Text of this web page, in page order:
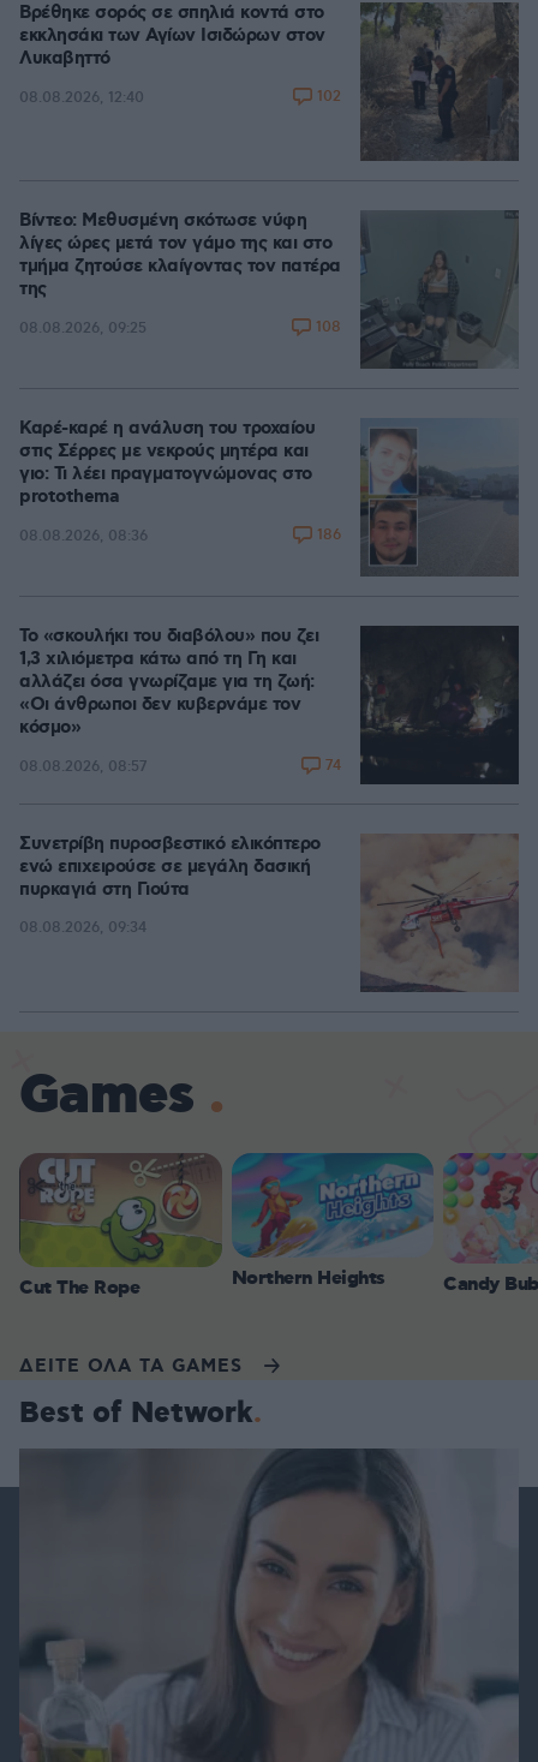
Βρέθηκε σορός σε σπηλιά κοντά στο
εκκλησάκι των Αγίων Ισιδώρων στον
Λυκαβηττό
08.08.2026, 12:40 102
Βίντεο: Μεθυσμένη σκότωσε νύφη
λίγες ώρες μετά τον γάμο της και στο
τμήμα ζητούσε κλαίγοντας τον πατέρα
της
08.08.2026, 09:25 108
Καρέ-καρέ η ανάλυση του τροχαίου
στις Σέρρες με νεκρούς μητέρα και
γιο: Τι λέει πραγματογνώμονας στο
protothema
08.08.2026, 08:36 186
Το «σκουλήκι του διαβόλου» που ζει
1,3 χιλιόμετρα κάτω από τη Γη και
αλλάζει όσα γνωρίζαμε για τη ζωή:
«Οι άνθρωποι δεν κυβερνάμε τον
κόσμο»
08.08.2026, 08:57 74
Συνετρίβη πυροσβεστικό ελικόπτερο
ενώ επιχειρούσε σε μεγάλη δασική
πυρκαγιά στη Γιούτα
08.08.2026, 09:34
Games
Cut The Rope Northern Heights Candy
ΔΕΙΤΕ ΟΛΑ ΤΑ GAMES
Best of Network